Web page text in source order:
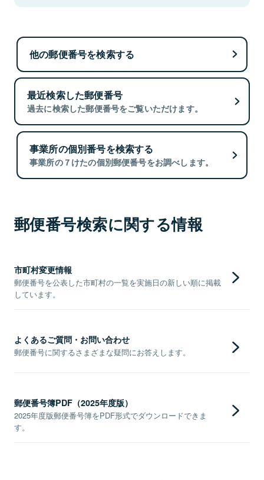
他の郵便番号を検索する
最近検索した郵便番号
過去に検索した郵便番号をご覧いただけます。
事業所の個別番号を検索する
事業所の７けたの個別郵便番号をお調べします。
郵便番号検索に関する情報
市町村変更情報
郵便番号を公表した市町村の一覧を実施日の新しい順に掲載
しています。
よくあるご質問・お問い合わせ
郵便番号に関するさまざまな疑問にお答えします。
郵便番号簿PDF（2025年度版）
2025年度版郵便番号簿をPDF形式でダウンロードできま
す。